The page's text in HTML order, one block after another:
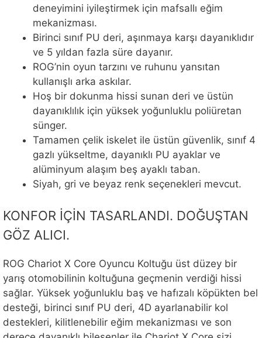
deneyimini iyileştirmek için mafsallı eğim
mekanizması.
Birinci sınıf PU deri, aşınmaya karşı dayanıklıdır
ve 5 yıldan fazla süre dayanır.
ROG’nin oyun tarzını ve ruhunu yansıtan
kullanışlı arka askılar.
Hoş bir dokunma hissi sunan deri ve üstün
dayanıklılık için yüksek yoğunluklu poliüretan
sünger.
Tamamen çelik iskelet ile üstün güvenlik, sınıf 4
gazlı yükseltme, dayanıklı PU ayaklar ve
alüminyum alaşım beş ayaklı taban.
Siyah, gri ve beyaz renk seçenekleri mevcut.
KONFOR İÇİN TASARLANDI. DOĞUŞTAN
GÖZ ALICI.
ROG Chariot X Core Oyuncu Koltuğu üst düzey bir
yarış otomobilinin koltuğuna geçmenin verdiği hissi
sağlar. Yüksek yoğunluklu baş ve hafızalı köpükten bel
desteği, birinci sınıf PU deri, 4D ayarlanabilir kol
destekleri, kilitlenebilir eğim mekanizması ve son